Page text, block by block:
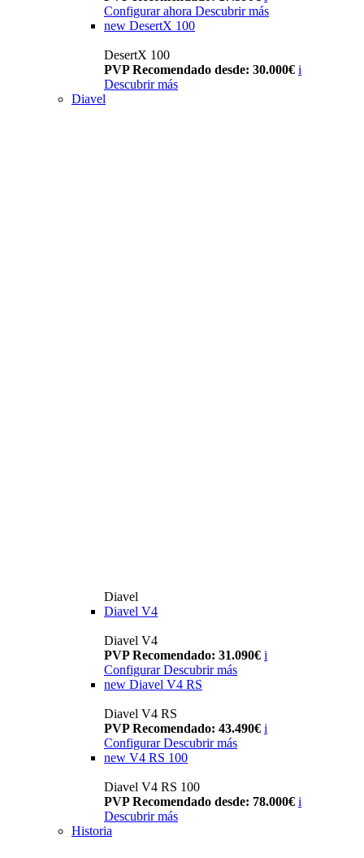
Configurar ahora Descubrir más
new DesertX 100
DesertX 100
PVP Recomendado desde: 30.000€ i
Descubrir más
Diavel
Diavel
Diavel V4
Diavel V4
PVP Recomendado: 31.090€ i
Configurar Descubrir más
new Diavel V4 RS
Diavel V4 RS
PVP Recomendado: 43.490€ i
Configurar Descubrir más
new V4 RS 100
Diavel V4 RS 100
PVP Recomendado desde: 78.000€ i
Descubrir más
Historia